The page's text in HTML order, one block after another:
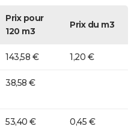
Prix pour
120 m3
Prix du m3
143,58 € 1,20 €
38,58 €
53,40 € 0,45 €